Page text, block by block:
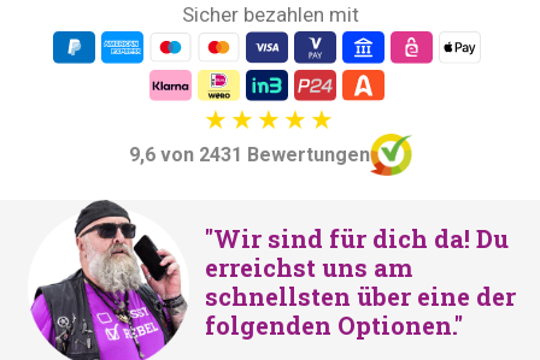
Sicher bezahlen mit
9,6 von 2431 Bewertungen
"Wir sind für dich da! Du
erreichst uns am
schnellsten über eine der
folgenden Optionen."